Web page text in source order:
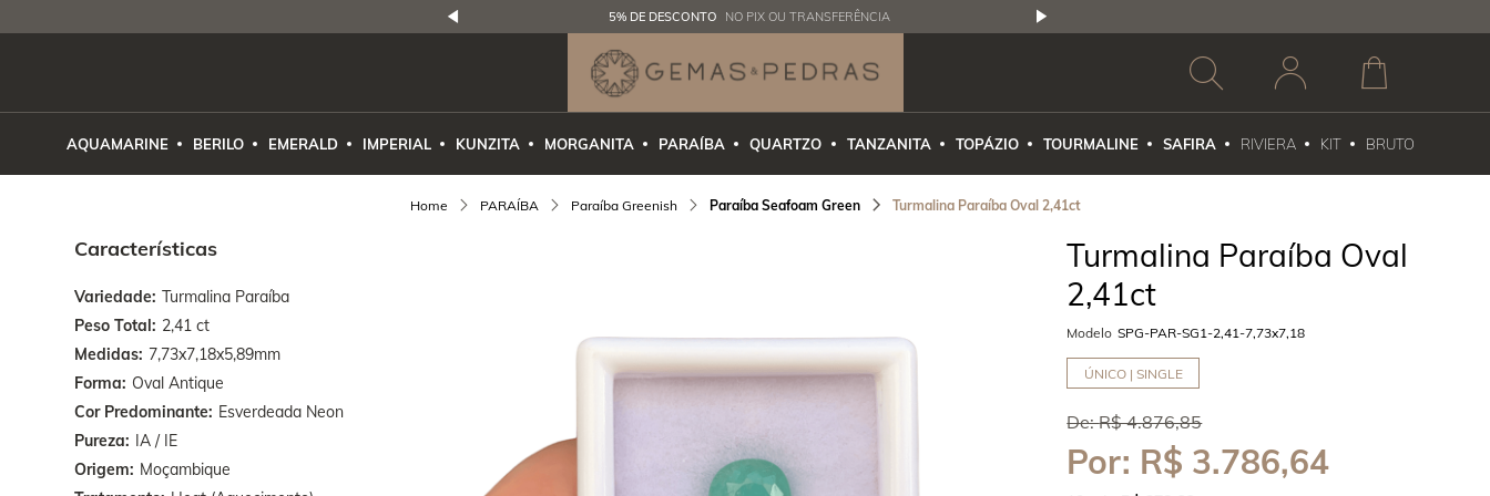
5% DE DESCONTO NO PIX OU TRANSFERÊNCIA
AQUAMARINE BERILO EMERALD IMPERIAL KUNZITA MORGANITA PARAÍBA QUARTZO TANZANITA TOPÁZIO TOURMALINE SAFIRA RIVIERA KIT BRUTO
PARAÍBA Paraíba Greenish Paraíba Seafoam Green Turmalina Paraíba Oval 2,41ct
Características
Variedade Turmalina Paraíba
Peso Total 2,41 ct
Medidas 7,73x7,18x5,89mm
Forma Oval Antique
Cor Predominante Esverdeada Neon
Pureza IA / IE
Origem Moçambique
Turmalina Paraíba Oval
2,41ct
Modelo SPG-PAR-SG1-2,41-7,73x7,18
ÚNICO | SINGLE
De:R$ 4.876,85
Por: R$ 3.786,64